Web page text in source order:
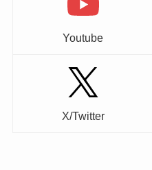
Youtube
X/Twitter